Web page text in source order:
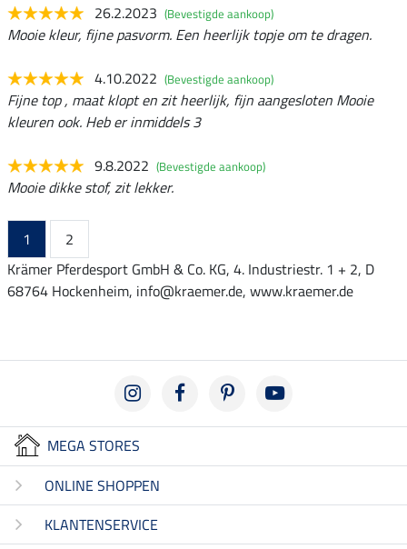
26.2.2023 (Bevestigde aankoop)
Mooie kleur, fijne pasvorm. Een heerlijk topje om te dragen.
4.10.2022 (Bevestigde aankoop)
Fijne top , maat klopt en zit heerlijk, fijn aangesloten Mooie
kleuren ook. Heb er inmiddels 3
9.8.2022 (Bevestigde aankoop)
Mooie dikke stof, zit lekker.
1
2
Krämer Pferdesport GmbH & Co. KG, 4. Industriestr. 1 + 2, D
68764 Hockenheim, info@kraemer.de, www.kraemer.de
MEGA STORES
ONLINE SHOPPEN
KLANTENSERVICE